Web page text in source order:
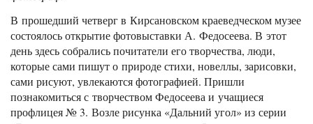
В прошедший четверг в Кирсановском краеведческом музее
состоялось открытие фотовыставки А. Федосеева. В этот
день здесь собрались почитатели его творчества, люди,
которые сами пишут о природе стихи, новеллы, зарисовки,
сами рисуют, увлекаются фотографией. Пришли
познакомиться с творчеством Федосеева и учащиеся
профлицея № 3. Возле рисунка «Дальний угол» из серии